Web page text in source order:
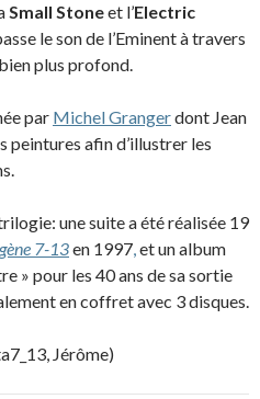
Small Stoneet l’Electric
le son de l’Eminent à travers
plus profond.
par Michel Grangerdont Jean
peintures afin d’illustrer les
une suite a été réalisée 19
7-13en 1997,et un album
» pour les 40 ans de sa sortie
en coffret avec 3 disques.
Jérôme)